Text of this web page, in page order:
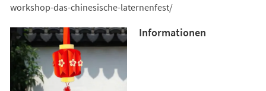
workshop-das-chinesische-laternenfest/
Informationen